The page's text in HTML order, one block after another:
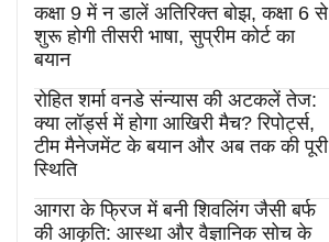
कक्षा 9 में न डालें अतिरिक्त बोझ, कक्षा 6 से
शुरू होगी तीसरी भाषा, सुप्रीम कोर्ट का
बयान
रोहित शर्मा वनडे संन्यास की अटकलें तेज:
क्या लॉर्ड्स में होगा आखिरी मैच? रिपोर्ट्स,
टीम मैनेजमेंट के बयान और अब तक की पूरी
स्थिति
आगरा के फ्रिज में बनी शिवलिंग जैसी बर्फ
की आकृति: आस्था और वैज्ञानिक सोच के